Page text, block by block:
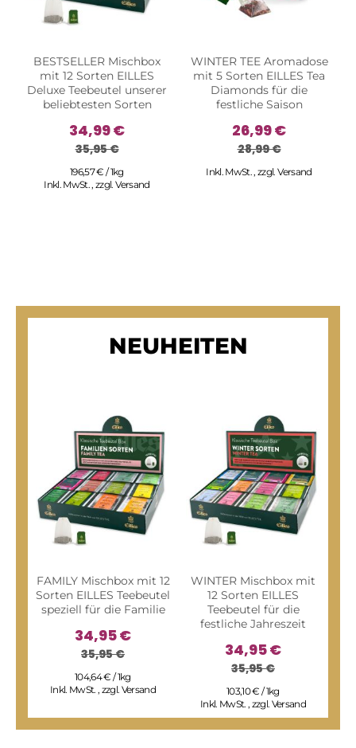
BESTSELLER Mischbox
mit 12 Sorten EILLES
Deluxe Teebeutel unserer
beliebtesten Sorten
34,99 €
35,95 €
196,57 € / 1kg
Inkl. MwSt.,zzgl.Versand
WINTER TEE Aromadose
mit 5 Sorten EILLES Tea
Diamonds für die
festliche Saison
26,99 €
28,99 €
Inkl. MwSt.,zzgl.Versand
NEUHEITEN
FAMILY Mischbox mit 12
Sorten EILLES Teebeutel
speziell für die Familie
34,95 €
35,95 €
104,64 € / 1kg
Inkl. MwSt. , zzgl. Versand
WINTER Mischbox mit
12 Sorten EILLES
Teebeutel für die
festliche Jahreszeit
34,95 €
35,95 €
103,10 € / 1kg
Inkl. MwSt. , zzgl. Versand